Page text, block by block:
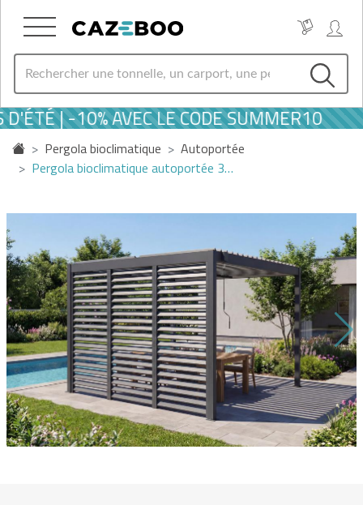
| -10% AVEC LE CODE SUMMER10
Pergola bioclimatique
Autoportée
Pergola bioclimatique autoportée 3…